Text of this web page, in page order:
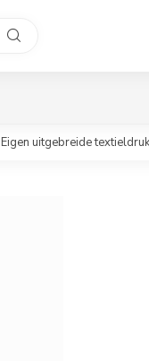
Eigen uitgebreide